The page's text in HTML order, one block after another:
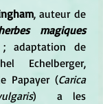
L'Encyclopédie des herbes magiques
adaptation de
Echelberger,
Papayer (Carica
)  a les